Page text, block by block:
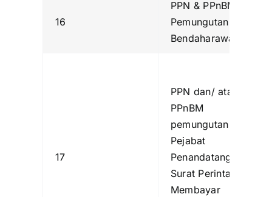
16
PPN & PPnBM
Pemungutan
Bendaharawan
17
PPN dan/ atau
PPnBM
pemungutan oleh
Pejabat
Penandatanganan
Surat Perintah
Membayar